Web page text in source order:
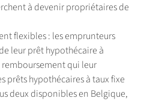
à devenir propriétaires de
flexibles : les emprunteurs
leur prêt hypothécaire à
qui leur
prêts hypothécaires à taux fixe
deux disponibles en Belgique,